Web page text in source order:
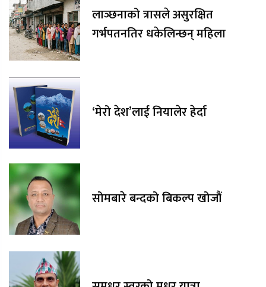
लाञ्छनाको त्रासले असुरक्षित
गर्भपतनतिर धकेलिन्छन् महिला
‘मेरो देश’लाई नियालेर हेर्दा
सोमबारे बन्दको बिकल्प खोजौं